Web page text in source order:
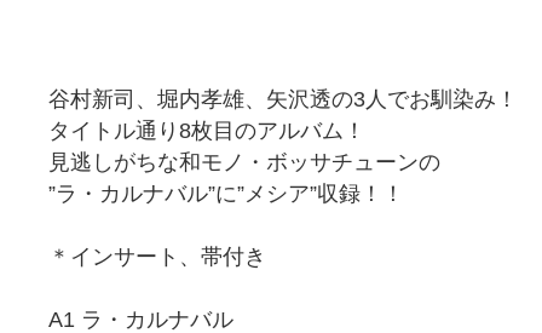
谷村新司、堀内孝雄、矢沢透の3人でお馴染み！
タイトル通り8枚目のアルバム！
見逃しがちな和モノ・ボッサチューンの
”ラ・カルナバル”に”メシア”収録！！
＊インサート、帯付き
A1 ラ・カルナバル